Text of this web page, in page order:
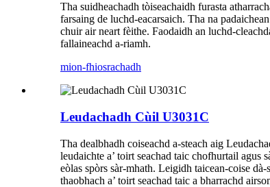
Tha suidheachadh tòiseachaidh furasta
farsaing de luchd-eacarsaich. Tha na
chuir air neart fèithe. Faodaidh an luchd-
fallaineachd a-riamh.
mion-fhiosrachadh
Leudachadh Cùil U3031C
Tha dealbhadh coiseachd a-steach aig
leudaichte a’ toirt seachad taic chofhurtail
eòlas spòrs sàr-mhath. Leigidh taicean-coise
thaobhach a’ toirt seachad taic a bharrachd